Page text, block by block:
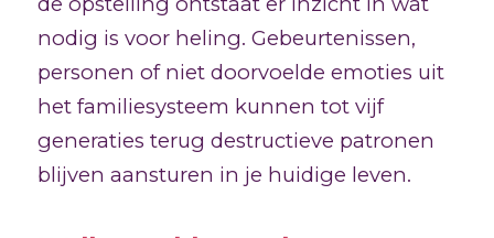
nodig is voor heling. Gebeurtenissen,
personen of niet doorvoelde emoties uit
het familiesysteem kunnen tot vijf
generaties terug destructieve patronen
blijven aansturen in je huidige leven.